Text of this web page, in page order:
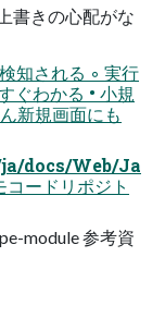
書きの心配がな
知される ◦ 実行
ぐわかる • 小規
新規画面にも
docs/Web/Ja
ードリポジト
module 参考資